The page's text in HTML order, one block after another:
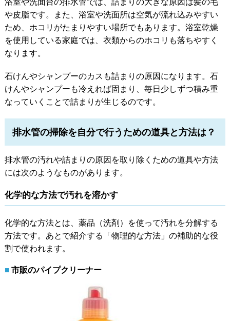
や皮脂です。また、浴室や洗面所は空気が流れ込みやすい
ため、ホコリがたまりやすい場所でもあります。浴室乾燥
を使用している家庭では、衣類からのホコリも落ちやすく
なります。
石けんやシャンプーのカスも詰まりの原因になります。石
けんやシャンプーも冷えれば固まり、毎日少しずつ積み重
なっていくことで詰まりが生じるのです。
排水管の掃除を自分で行うための道具と方法は？
排水管の汚れや詰まりの原因を取り除くための道具や方法
には次のようなものがあります。
化学的な方法で汚れを溶かす
化学的な方法とは、薬品（洗剤）を使って汚れを分解する
方法です。あとで紹介する「物理的な方法」の補助的な役
割で使われます。
市販のパイプクリーナー